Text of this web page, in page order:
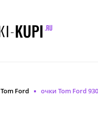
Tom Ford очки Tom Ford